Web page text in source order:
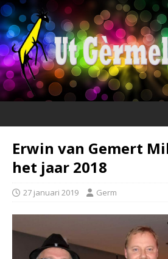
Erwin van Gemert
het jaar 2018
27 januari 2019 Germ